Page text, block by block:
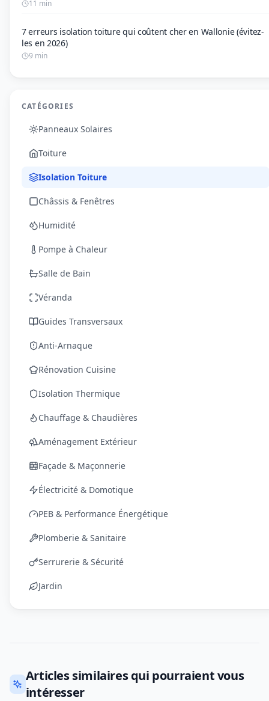
11 min
7 erreurs isolation toiture qui coûtent cher en Wallonie (évitez-
les en 2026)
9 min
CATÉGORIES
Panneaux Solaires
Toiture
Isolation Toiture
Châssis & Fenêtres
Humidité
Pompe à Chaleur
Salle de Bain
Véranda
Guides Transversaux
Anti-Arnaque
Rénovation Cuisine
Isolation Thermique
Chauffage & Chaudières
Aménagement Extérieur
Façade & Maçonnerie
Électricité & Domotique
PEB & Performance Énergétique
Plomberie & Sanitaire
Serrurerie & Sécurité
Jardin
Articles similaires qui pourraient vous
intéresser